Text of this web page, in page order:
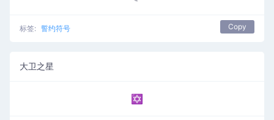
标签: 誓约符号 Copy
大卫之星
✡